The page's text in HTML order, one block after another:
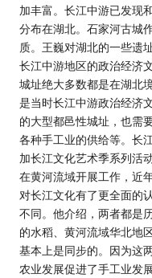
加丰富。长江中游已发现
分布在湖北。石家河古城
质。王巍对湖北的一些遗
长江中游地区的政治经济
城址绝大多数都是在湖北
是当时长江中游政治经济
的大型都邑性城址，也需
各种手工业的供给等。长
加长江文化艺术季系列活
在黄河流域开展工作，近
对长江文化有了更全面的
不同。他介绍，两者都是
的水稻、黄河流域华北地
基本上是同步的。因为这
农业发展促进了手工业发